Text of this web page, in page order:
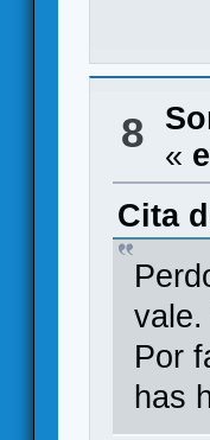
8
«
Cita
Por
has